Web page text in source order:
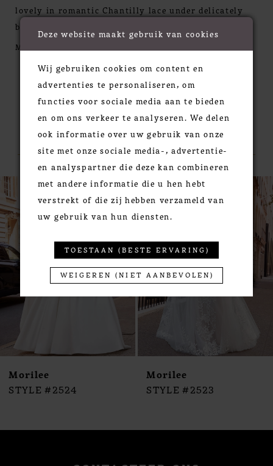
lovely in romantic Chantilly lace under delicately
beaded lace appliqués. The wide scoop neckline
features a subtle plunge and matched the low scoop
this fairytale dress, and we love it paired with the
detachable bishop sleeves serving you two-looks in
MORE
RELATED PRODUCTS
Related
Products
Carousel
Skip
to
end
PAUSE AUTOPLAY
PREVIOUS SLIDE
NEXT SLIDE
0
1
2
3
4
7
9
10
11
12
14
Morilee
STYLE #2524
Morilee
STYLE #2523
Deze website maakt gebruik van cookies
Wij gebruiken cookies om content en
advertenties te personaliseren, om
functies voor sociale media aan te bieden
en om ons verkeer te analyseren. We delen
ook informatie over uw gebruik van onze
site met onze sociale media-, advertentie-
en analyspartner die deze kan combineren
met andere informatie die u hen hebt
verstrekt of die zij hebben verzameld van
uw gebruik van hun diensten.
TOESTAAN (BESTE ERVARING)
WEIGEREN (NIET AANBEVOLEN)